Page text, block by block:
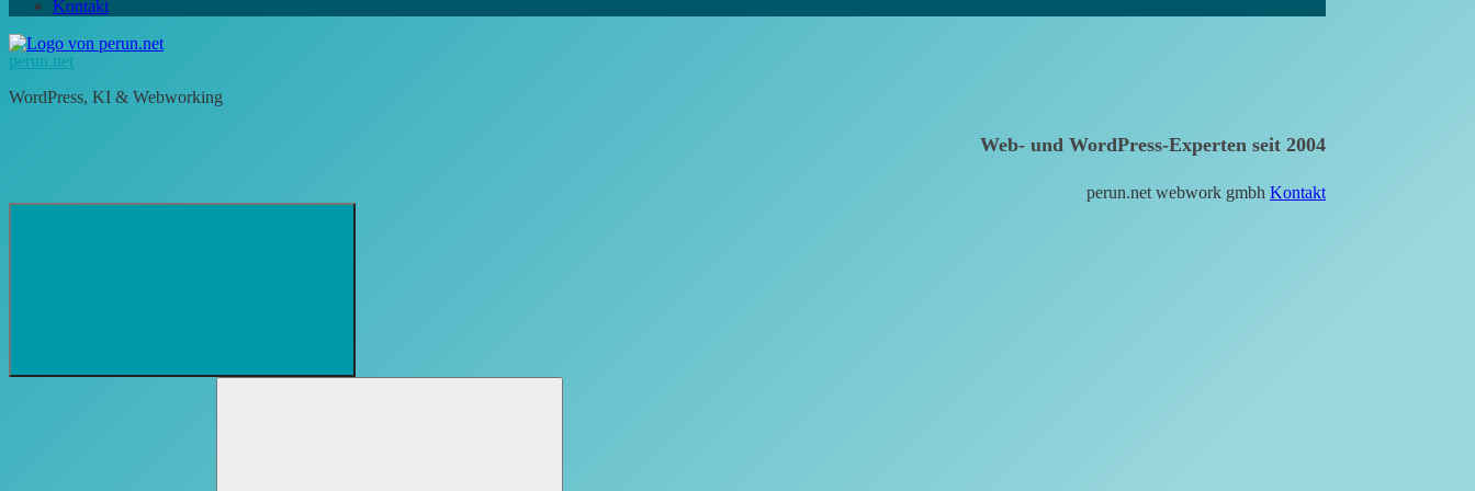
Kontakt
perun.net
WordPress, KI & Webworking
Web- und WordPress-Experten seit 2004
perun.net webwork gmbh Kontakt
Suchformular